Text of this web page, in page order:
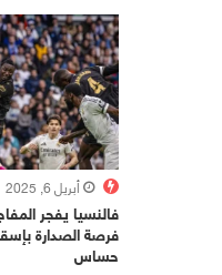
أبريل 6, 2025
فالنسيا يفجر
فرصة الصدارة
حساس